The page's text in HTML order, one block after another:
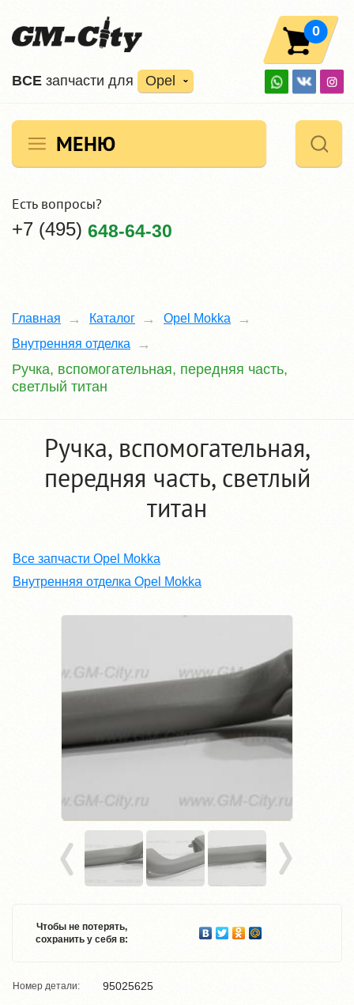
ВCE запчасти для Opel
0
МЕНЮ
Есть вопросы?
+7 (495) 648-64-30
Главная Каталог
Opel Mokka
Внутренняя отделка
Ручка, вспомогательная, передняя часть,
светлый титан
Ручка, вспомогательная,
передняя часть, светлый
титан
Все запчасти Opel Mokka
Внутренняя отделка Opel Mokka
Чтобы не потерять,
сохранить у себя в:
Номер детали: 95025625